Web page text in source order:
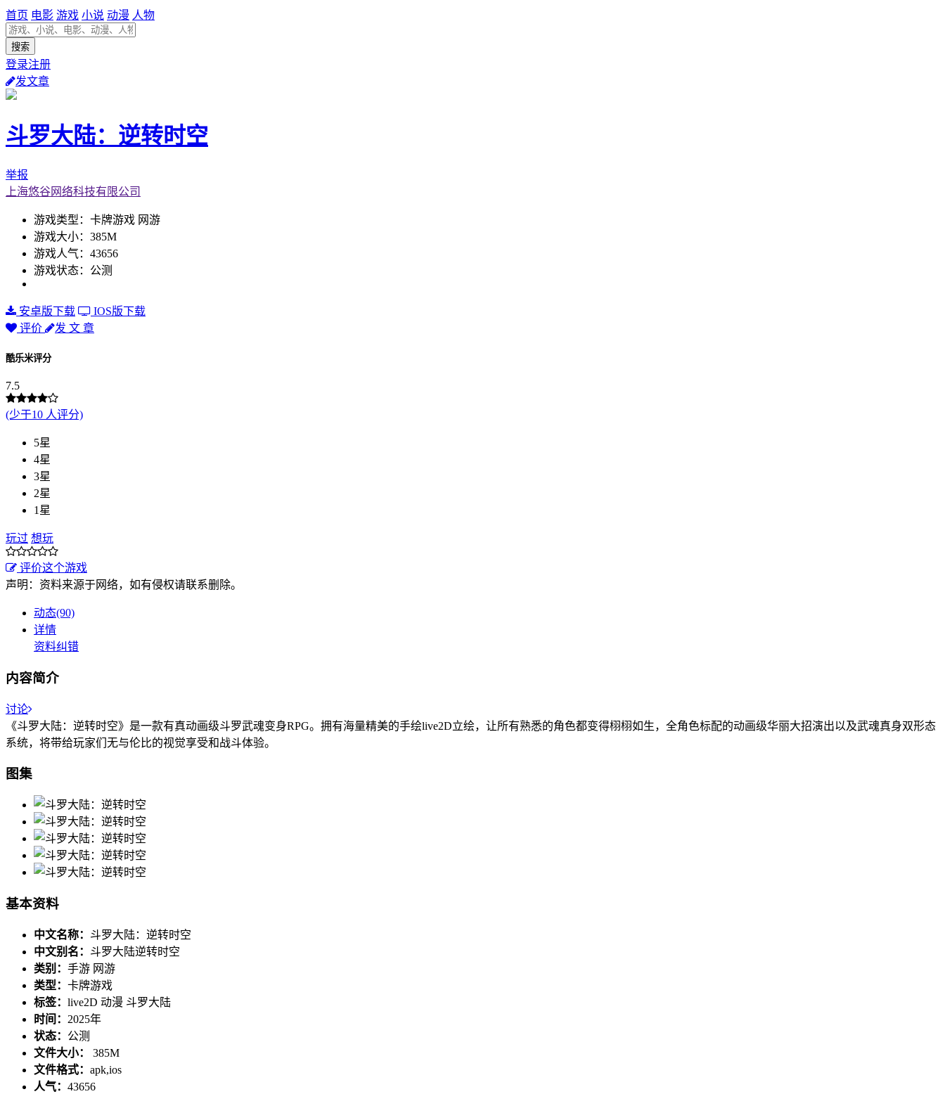
首页 电影 游戏 小说 动漫 人物
登录注册
发文章
斗罗大陆：逆转时空
举报
上海悠谷网络科技有限公司
游戏类型：卡牌游戏 网游
游戏大小：385M
游戏人气：43656
游戏状态：公测
安卓版下载
IOS版下载
评价
发 文 章
酷乐米评分
7.5
(少于10 人评分)
5星
4星
3星
2星
1星
玩过 想玩
评价这个游戏
声明：资料来源于网络，如有侵权请联系删除。
动态(90)
详情
资料纠错
内容简介
讨论
《斗罗大陆：逆转时空》是一款有真动画级斗罗武魂变身RPG。拥有海量精美的手绘live2D立绘，让所有熟悉的角色都变得栩栩如生，全角色标配的动画级华丽大招演出以及武魂真身双形态
系统，将带给玩家们无与伦比的视觉享受和战斗体验。
图集
基本资料
中文名称： 斗罗大陆：逆转时空
中文别名： 斗罗大陆逆转时空
类别： 手游 网游
类型： 卡牌游戏
标签： live2D 动漫 斗罗大陆
时间： 2025年
状态： 公测
文件大小： 385M
文件格式： apk,ios
人气： 43656